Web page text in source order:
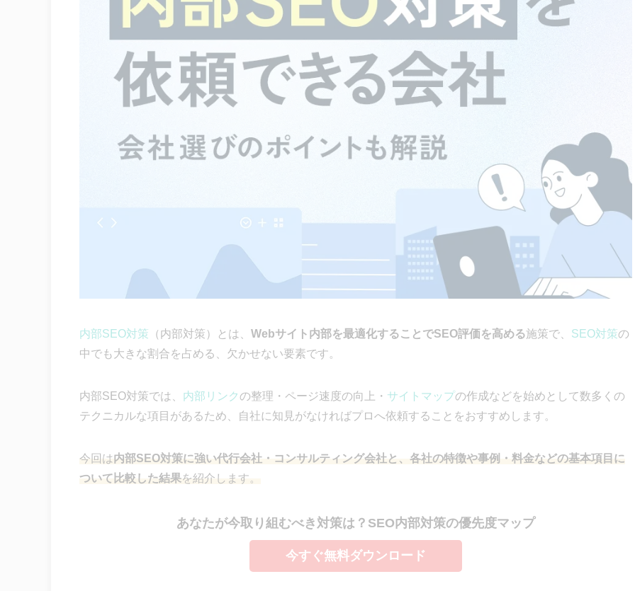
内部SEO対策 （内部対策）とは、 Webサイト内部を最適化することでSEO評価を高める施策で、 SEO対策の
中でも大きな割合を占める、欠かせない要素です。
内部SEO対策では、 内部リンク の整理・ページ速度の向上・ サイトマップの作成などを始めとして数多くの
テクニカルな項目があるため、自社に知見がなければプロへ依頼することをおすすめします。
今回は内部SEO対策に強い代行会社・コンサルティング会社と、各社の特徴や事例・料金などの基本項目に
ついて比較した結果を紹介します。
あなたが今取り組むべき対策は？SEO内部対策の優先度マップ
今すぐ無料ダウンロード